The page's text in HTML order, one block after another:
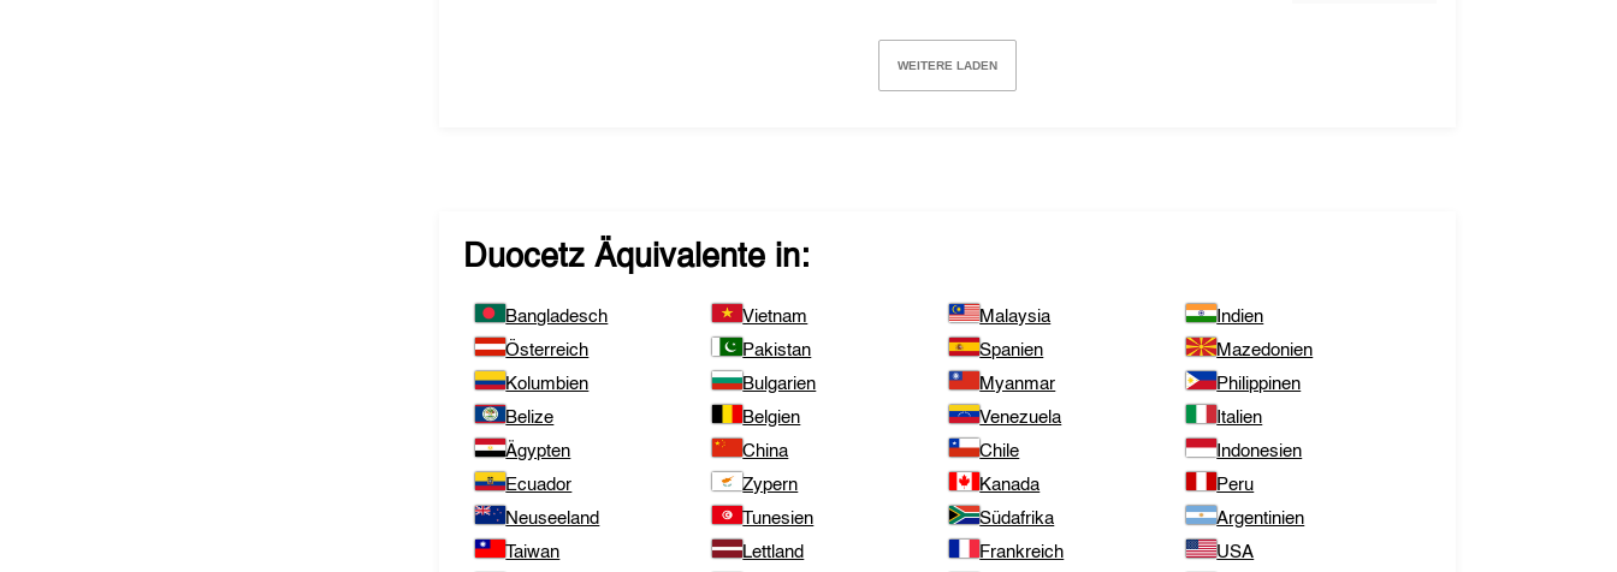
WEITERE LADEN
Duocetz Äquivalente in:
Bangladesch Vietnam Malaysia
Indien
Österreich
Pakistan Spanien
Mazedonien
Kolumbien
Bulgarien Myanmar
Philippinen
Belize
Belgien Venezuela
Italien
Ägypten
China Chile
Indonesien
Ecuador
Zypern Kanada
Peru
Neuseeland
Tunesien Südafrika
Argentinien
Taiwan
Lettland Frankreich
USA